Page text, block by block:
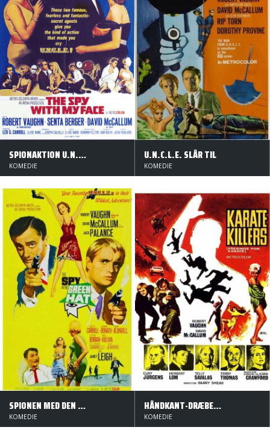
SPIONAKTION U.N.C.L.E.
KOMEDIE
U.N.C.L.E. SLÅR TIL
KOMEDIE
SPIONEN MED DEN GRØNNE HAT
KOMEDIE
HÅNDKANT-DRÆBERNE
KOMEDIE